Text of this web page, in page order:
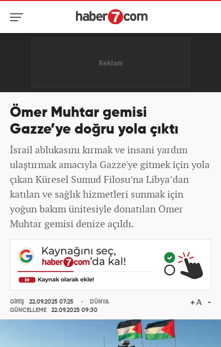
Ömer Muhtar gemisi
Gazze’ye doğru yola çıktı
İsrail ablukasını kırmak ve insani yardım
ulaştırmak amacıyla Gazze'ye gitmek için yola
çıkan Küresel Sumud Filosu’na Libya’dan
katılan ve sağlık hizmetleri sunmak için
yoğun bakım ünitesiyle donatılan Ömer
Muhtar gemisi denize açıldı.
GİRİŞ
22.09.2025 07:25
GÜNCELLEME
22.09.2025 09:30
DÜNYA